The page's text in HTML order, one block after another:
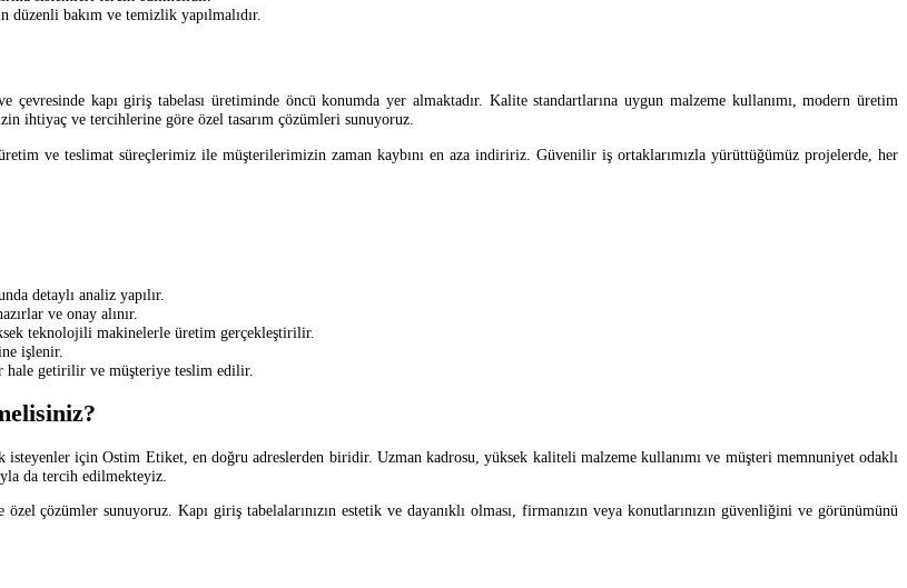
düzenli bakım ve temizlik yapılmalıdır.
kapı giriş tabelası üretiminde öncü konumda yer almaktadır. Kalite standartlarına uygun malzeme kullanımı, modern üretim
ihtiyaç ve tercihlerine göre özel tasarım çözümleri sunuyoruz.
ve teslimat süreçlerimiz ile müşterilerimizin zaman kaybını en aza indiririz. Güvenilir iş ortaklarımızla yürüttüğümüz projelerde, her
detaylı analiz yapılır.
ve onay alınır.
teknolojili makinelerle üretim gerçekleştirilir.
işlenir.
hale getirilir ve müşteriye teslim edilir.
için Ostim Etiket, en doğru adreslerden biridir. Uzman kadrosu, yüksek kaliteli malzeme kullanımı ve müşteri memnuniyet odaklı
da tercih edilmekteyiz.
çözümler sunuyoruz. Kapı giriş tabelalarınızın estetik ve dayanıklı olması, firmanızın veya konutlarınızın güvenliğini ve görünümünü